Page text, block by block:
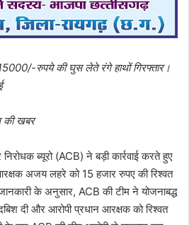
रुपये की घुस लेते रंगे हाथों गिरफ्तार।
की खबर
ब्यूरो (ACB) ने बड़ी कार्रवाई करते हुए
अजय लहरे को 15 हजार रुपए की रिश्वत
के अनुसार, ACB की टीम ने योजनाबद्ध
दी और आरोपी प्रधान आरक्षक को रिश्वत